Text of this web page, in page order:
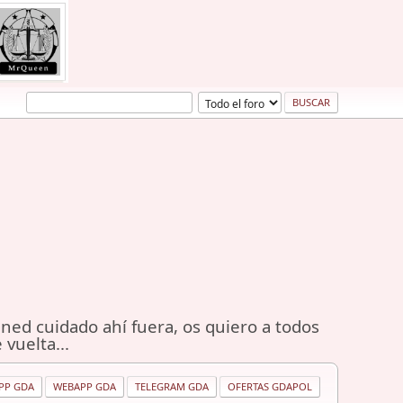
cuidado ahí fuera, os quiero a todos
vuelta...
GDA WEBAPP GDA TELEGRAM GDA OFERTAS GDAPOL